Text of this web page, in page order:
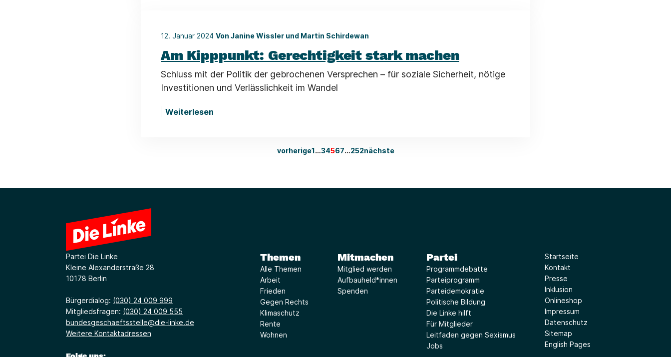
12. Januar 2024 Von Janine Wissler und Martin Schirdewan
Am Kipppunkt: Gerechtigkeit stark machen
Schluss mit der Politik der gebrochenen Versprechen – für soziale Sicherheit, nötige
Investitionen und Verlässlichkeit im Wandel
Weiterlesen
vorherige1…34567…252nächste
Partei Die Linke
Kleine Alexanderstraße 28
10178 Berlin
Bürgerdialog: (030) 24 009 999
Mitgliedsfragen: (030) 24 009 555
bundesgeschaeftsstelle@die-linke.de
Weitere Kontaktadressen
Themen
Alle Themen
Arbeit
Frieden
Gegen Rechts
Klimaschutz
Rente
Wohnen
Mitmachen
Mitglied werden
Aufbauheld*innen
Spenden
Partei
Programmdebatte
Parteiprogramm
Parteidemokratie
Politische Bildung
Die Linke hilft
Für Mitglieder
Leitfaden gegen Sexismus
Jobs
Startseite
Kontakt
Presse
Inklusion
Onlineshop
Impressum
Datenschutz
Sitemap
English Pages